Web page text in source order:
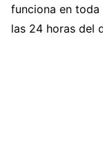
funciona en
las 24 horas del